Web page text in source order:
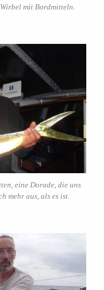
mit Bordmitteln.
eine Dorade, die uns
mehr aus, als es ist.